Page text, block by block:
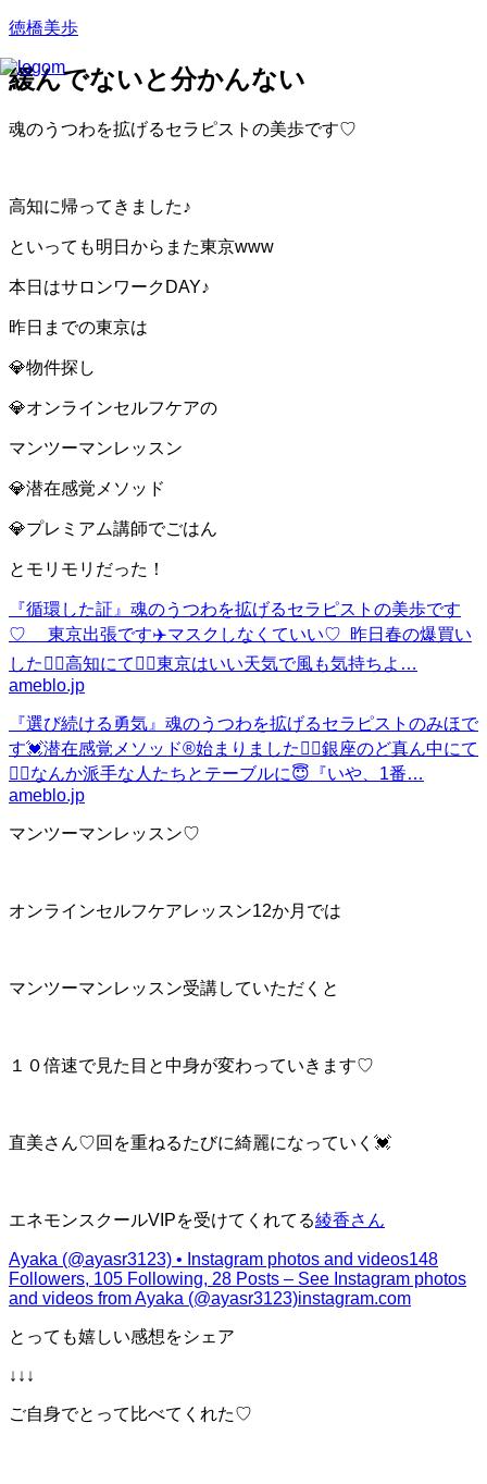
徳橋美歩
緩んでないと分かんない
魂のうつわを拡げるセラピストの美歩です♡
高知に帰ってきました♪
といっても明日からまた東京www
本日はサロンワークDAY♪
昨日までの東京は
💎物件探し
💎オンラインセルフケアの
マンツーマンレッスン
💎潜在感覚メソッド
💎プレミアム講師でごはん
とモリモリだった！
『循環した証』 魂のうつわを拡げるセラピストの美歩です
♡ 東京出張です✈️マスクしなくていい♡ 昨日春の爆買い
した❤️‍🔥高知にて❤️‍🔥東京はいい天気で風も気持ちよ…
ameblo.jp
『選び続ける勇気』 魂のうつわを拡げるセラピストのみほで
す💓潜在感覚メソッド®︎始まりました❤️‍🔥銀座のど真ん中にて
❤️‍🔥なんか派手な人たちとテーブルに😇『いや、1番…
ameblo.jp
マンツーマンレッスン♡
オンラインセルフケアレッスン12か月では
マンツーマンレッスン受講していただくと
１０倍速で見た目と中身が変わっていきます♡
直美さん♡回を重ねるたびに綺麗になっていく💓
エネモンスクールVIPを受けてくれてる綾香さん
Ayaka (@ayasr3123) • Instagram photos and videos148
Followers, 105 Following, 28 Posts – See Instagram photos
and videos from Ayaka (@ayasr3123)instagram.com
とっても嬉しい感想をシェア
↓↓↓
ご自身でとって比べてくれた♡